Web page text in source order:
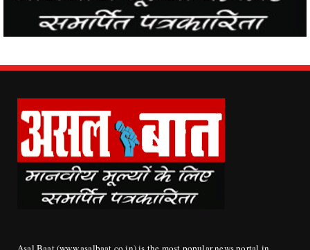
Asal Baat (www.asalbaat.co.in) is the most popular news portal in